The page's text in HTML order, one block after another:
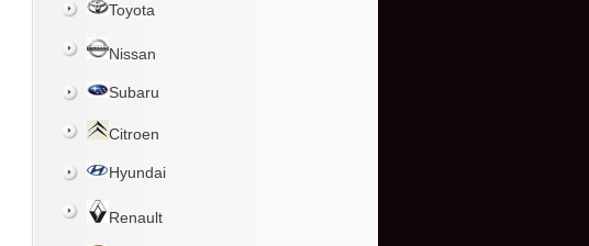
Toyota
Nissan
Subaru
Citroen
Hyundai
Renault